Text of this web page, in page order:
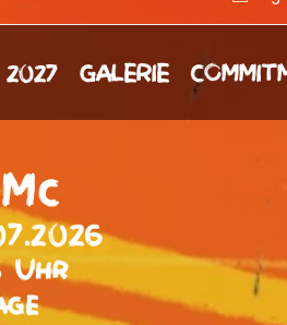
2027 GALERIE
Uhr